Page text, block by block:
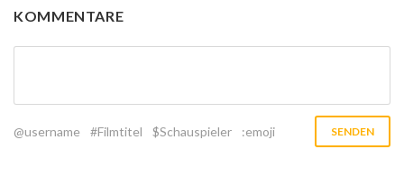
KOMMENTARE
@username #Filmtitel $Schauspieler :emoji